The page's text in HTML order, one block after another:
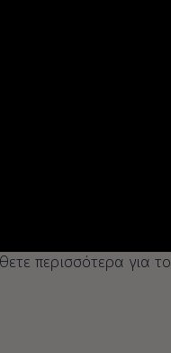
περισσότερα για το